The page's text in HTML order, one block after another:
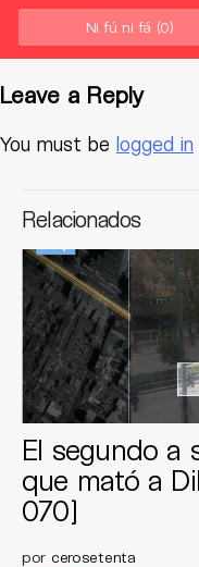
Ni fú ni fá (0)
Leave a Reply
You must be logged in
Relacionados
El segundo a
que mató a
070]
por cerosetenta